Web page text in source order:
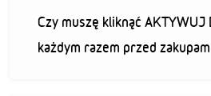
Czy muszę kliknąć AKTYWUJ
każdym razem przed